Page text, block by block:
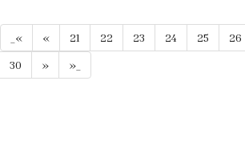
_« « 21 22 23 24 25 26
30
» »_